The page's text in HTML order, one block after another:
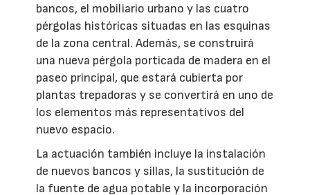
bancos, el mobiliario urbano y las cuatro
pérgolas históricas situadas en las esquinas
de la zona central. Además, se construirá
una nueva pérgola porticada de madera en el
paseo principal, que estará cubierta por
plantas trepadoras y se convertirá en uno de
los elementos más representativos del
nuevo espacio.
La actuación también incluye la instalación
de nuevos bancos y sillas, la sustitución de
la fuente de agua potable y la incorporación